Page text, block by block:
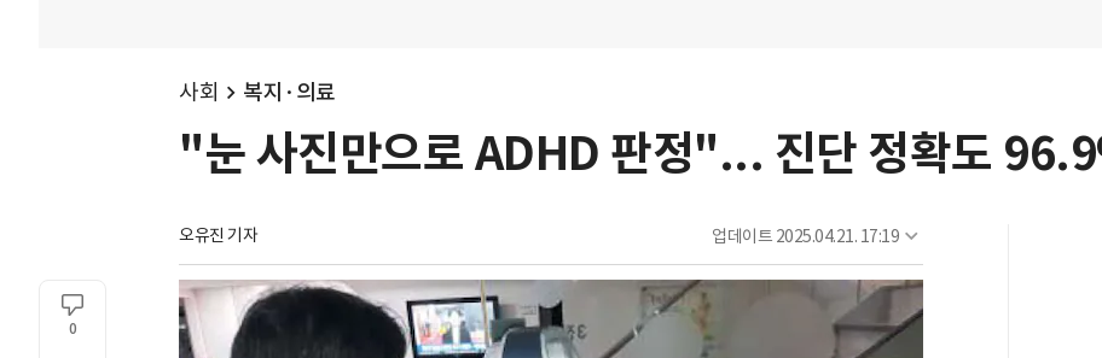
사회 복지·의료
"눈 사진만으로 ADHD 판정"... 진단 정확도
오유진 기자 업데이트 2025.04.21. 17:19
0